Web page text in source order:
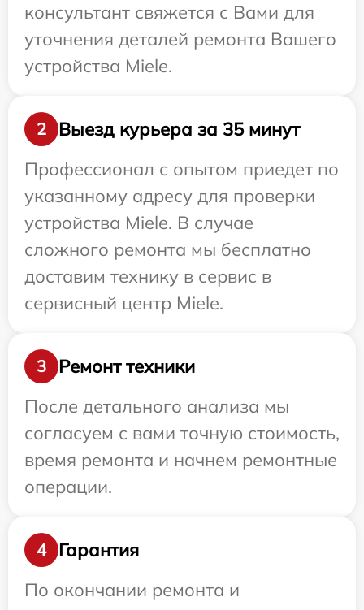
консультант свяжется с Вами для
уточнения деталей ремонта Вашего
устройства Miele.
2
Выезд курьера за 35 минут
Профессионал с опытом приедет по
указанному адресу для проверки
устройства Miele. В случае
сложного ремонта мы бесплатно
доставим технику в сервис в
сервисный центр Miele.
3
Ремонт техники
После детального анализа мы
согласуем с вами точную стоимость,
время ремонта и начнем ремонтные
операции.
4
Гарантия
По окончании ремонта и